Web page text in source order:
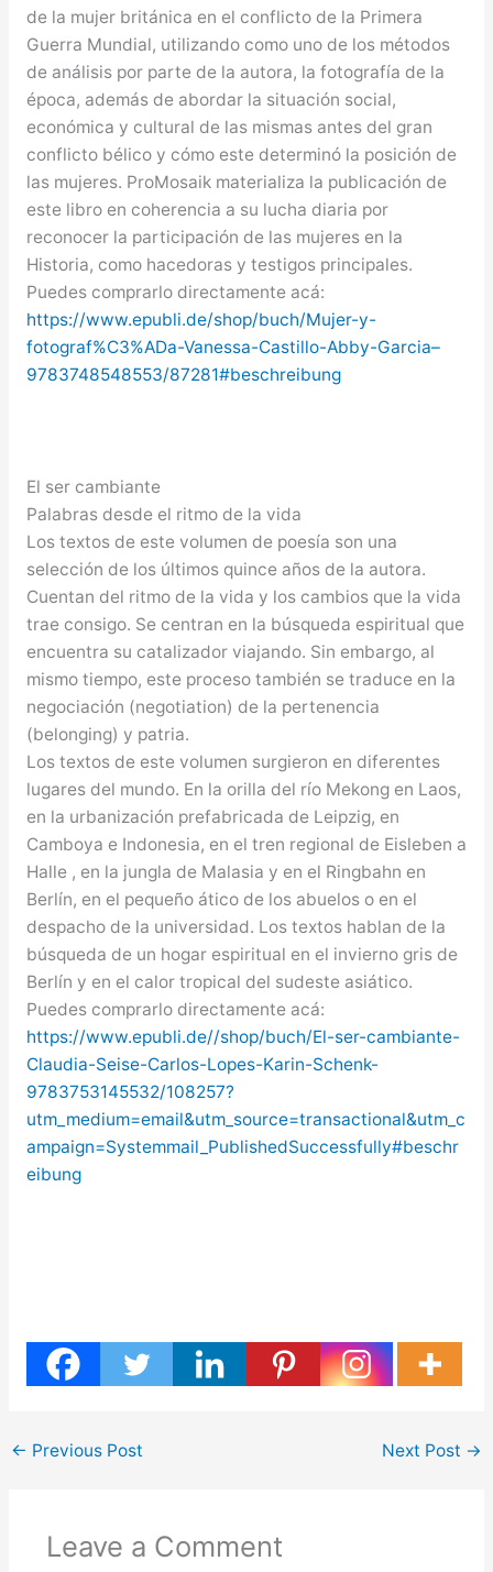
de la mujer británica en el conflicto de la Primera
Guerra Mundial, utilizando como uno de los métodos
de análisis por parte de la autora, la fotografía de la
época, además de abordar la situación social,
económica y cultural de las mismas antes del gran
conflicto bélico y cómo este determinó la posición de
las mujeres. ProMosaik materializa la publicación de
este libro en coherencia a su lucha diaria por
reconocer la participación de las mujeres en la
Historia, como hacedoras y testigos principales.
Puedes comprarlo directamente acá:
https://www.epubli.de/shop/buch/Mujer-y-
fotograf%C3%ADa-Vanessa-Castillo-Abby-Garcia–
9783748548553/87281#beschreibung
El ser cambiante
Palabras desde el ritmo de la vida
Los textos de este volumen de poesía son una
selección de los últimos quince años de la autora.
Cuentan del ritmo de la vida y los cambios que la vida
trae consigo. Se centran en la búsqueda espiritual que
encuentra su catalizador viajando. Sin embargo, al
mismo tiempo, este proceso también se traduce en la
negociación (negotiation) de la pertenencia
(belonging) y patria.
Los textos de este volumen surgieron en diferentes
lugares del mundo. En la orilla del río Mekong en Laos,
en la urbanización prefabricada de Leipzig, en
Camboya e Indonesia, en el tren regional de Eisleben a
Halle , en la jungla de Malasia y en el Ringbahn en
Berlín, en el pequeño ático de los abuelos o en el
despacho de la universidad. Los textos hablan de la
búsqueda de un hogar espiritual en el invierno gris de
Berlín y en el calor tropical del sudeste asiático.
Puedes comprarlo directamente acá:
https://www.epubli.de//shop/buch/El-ser-cambiante-
Claudia-Seise-Carlos-Lopes-Karin-Schenk-
9783753145532/108257?
utm_medium=email&utm_source=transactional&utm_c
ampaign=Systemmail_PublishedSuccessfully#beschr
eibung
← Previous Post Next Post →
Leave a Comment